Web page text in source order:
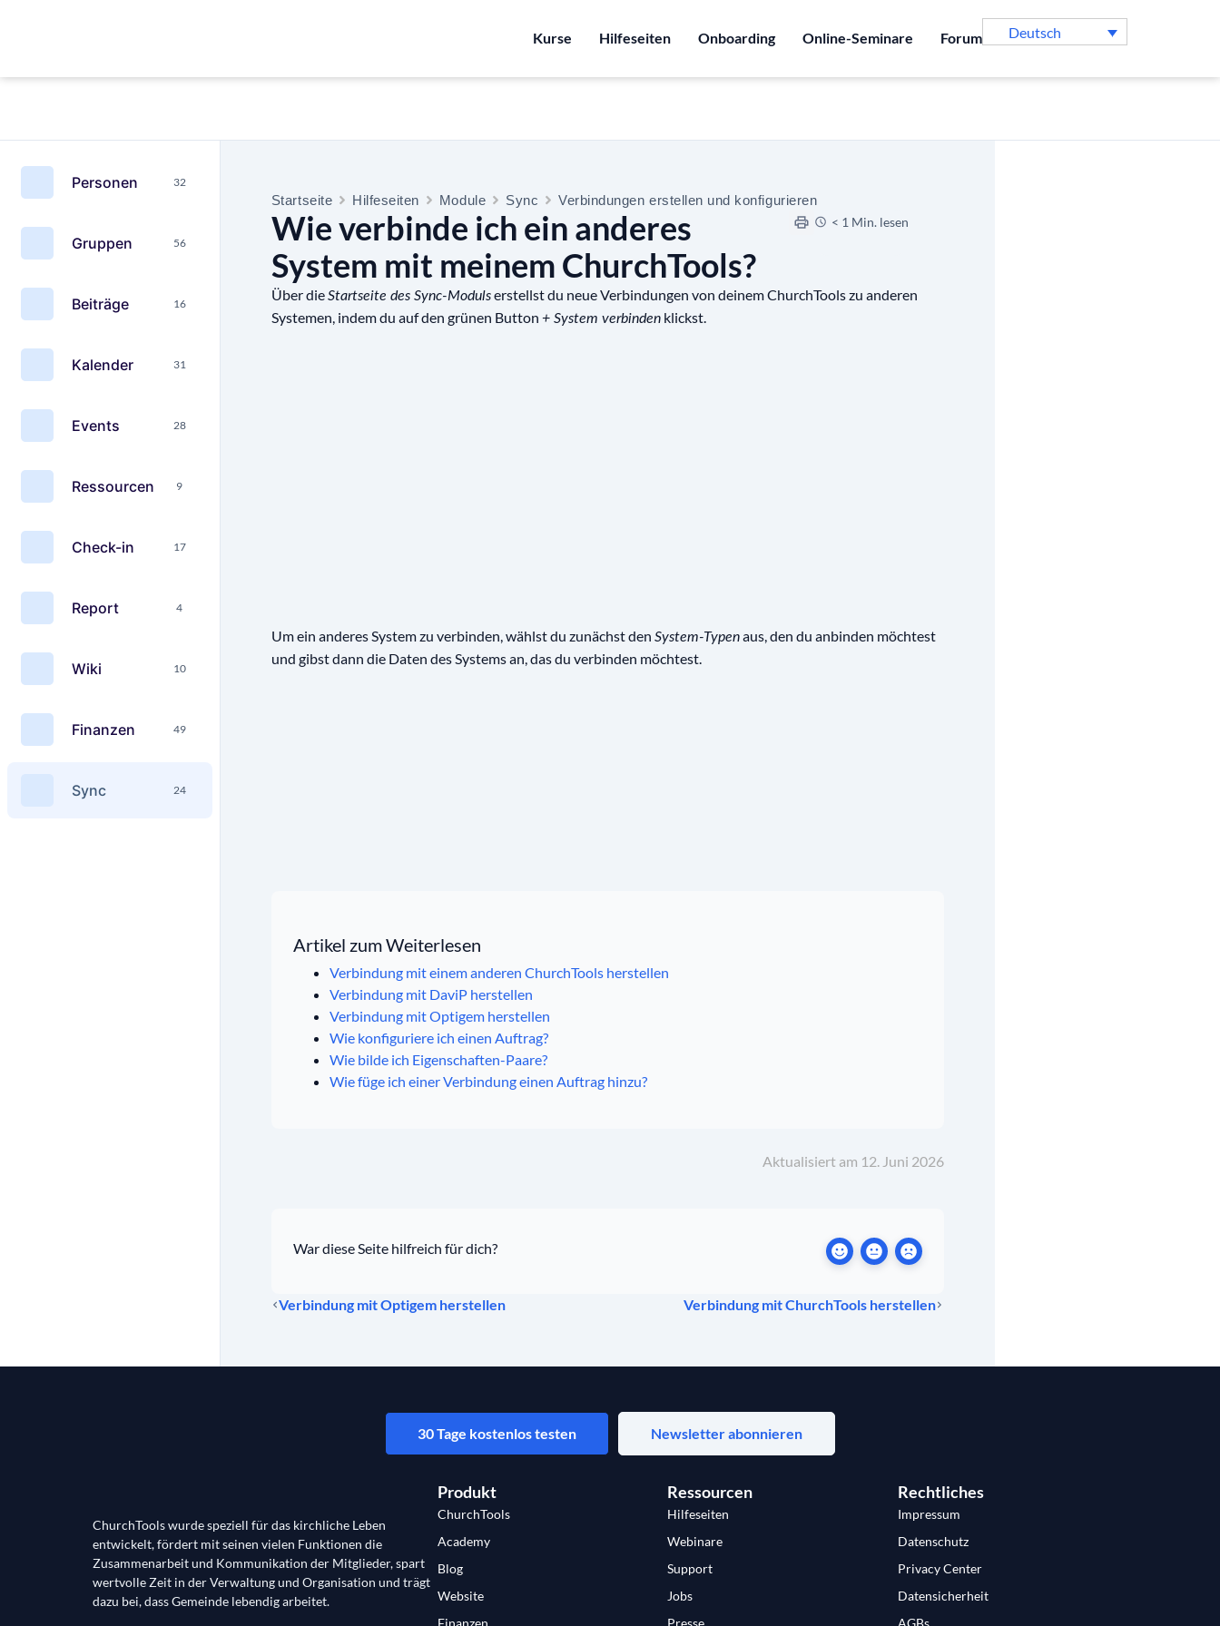
Kurse Hilfeseiten Onboarding Online-Seminare Forum Deutsch
Personen 32
Gruppen 56
Beiträge 16
Kalender 31
Events 28
Ressourcen 9
Check-in 17
Report 4
Wiki 10
Finanzen 49
Sync 24
Startseite Hilfeseiten Module Sync Verbindungen erstellen und konfigurieren
Wie verbinde ich ein anderes
System mit meinem ChurchTools?
< 1 Min. lesen
Über dieStartseite des Sync-Modulserstellst du neue Verbindungen von deinem ChurchTools zu anderen
Systemen, indem du auf den grünen Button + System verbindenklickst.
Um ein anderes System zu verbinden, wählst du zunächst den System-Typenaus, den du anbinden möchtest
und gibst dann die Daten des Systems an, das du verbinden möchtest.
Artikel zum Weiterlesen
Verbindung mit einem anderen ChurchTools herstellen
Verbindung mit DaviP herstellen
Verbindung mit Optigem herstellen
Wie konfiguriere ich einen Auftrag?
Wie bilde ich Eigenschaften-Paare?
Wie füge ich einer Verbindung einen Auftrag hinzu?
Aktualisiert am 12. Juni 2026
War diese Seite hilfreich für dich?
Verbindung mit Optigem herstellen Verbindung mit ChurchTools herstellen
30 Tage kostenlos testen Newsletter abonnieren
ChurchTools wurde speziell für das kirchliche Leben
entwickelt, fördert mit seinen vielen Funktionen die
Zusammenarbeit und Kommunikation der Mitglieder, spart
wertvolle Zeit in der Verwaltung und Organisation und trägt
dazu bei, dass Gemeinde lebendig arbeitet.
Produkt
ChurchTools
Academy
Blog
Website
Finanzen
Ressourcen
Hilfeseiten
Webinare
Support
Jobs
Presse
Rechtliches
Impressum
Datenschutz
Privacy Center
Datensicherheit
AGBs